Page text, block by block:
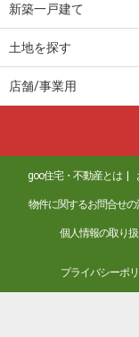
新築一戸建て
土地を探す
店舗/事業用
goo住宅・不動産とは
物件に関するお問合せの
個人情報の取り
プライバシーポ